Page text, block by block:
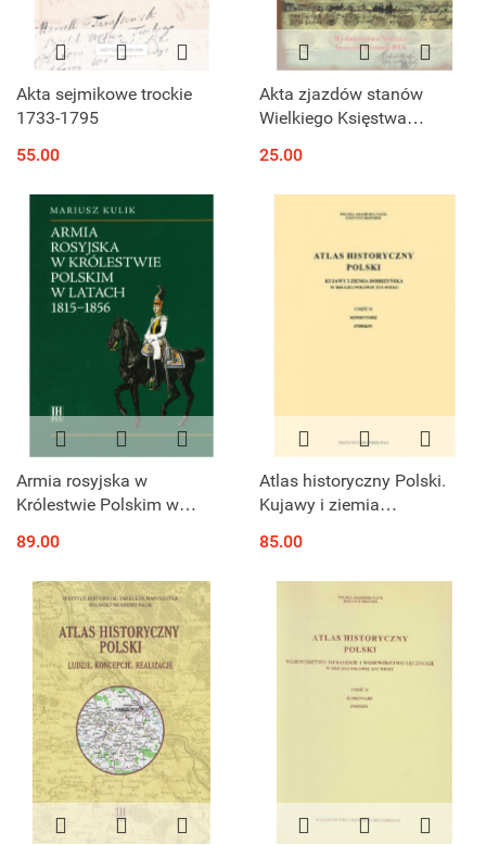
Akta sejmikowe trockie
1733-1795
55.00
Akta zjazdów stanów
Wielkiego Księstwa
panowań królów
elekcyjnych XVI-XVII wiek
25.00
Armia rosyjska w
Królestwie Polskim w
89.00
Atlas historyczny Polski.
Kujawy i ziemia
połowie XVI wieku, część I -
mapy, plany, część II -
komentarz...
85.00